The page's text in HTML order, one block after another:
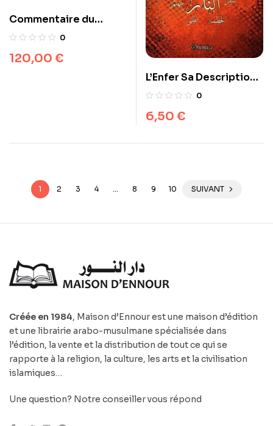
Commentaire du
muwatta’ de l’Imam
Muhamed ‘Abd al-bâqî
0
120,00 €
L’Enfer Sa Description
et Ses Supplices
0
6,50 €
1 2 3 4 8 9 10 SUIVANT
Créée en 1984, Maison d’Ennour est une maison d’édition
et une librairie arabo-musulmane spécialisée dans
l’édition, la vente et la distribution de tout ce qui se
rapporte à la religion, la culture, les arts et la civilisation
islamiques…
Une question? Notre conseiller vous répond